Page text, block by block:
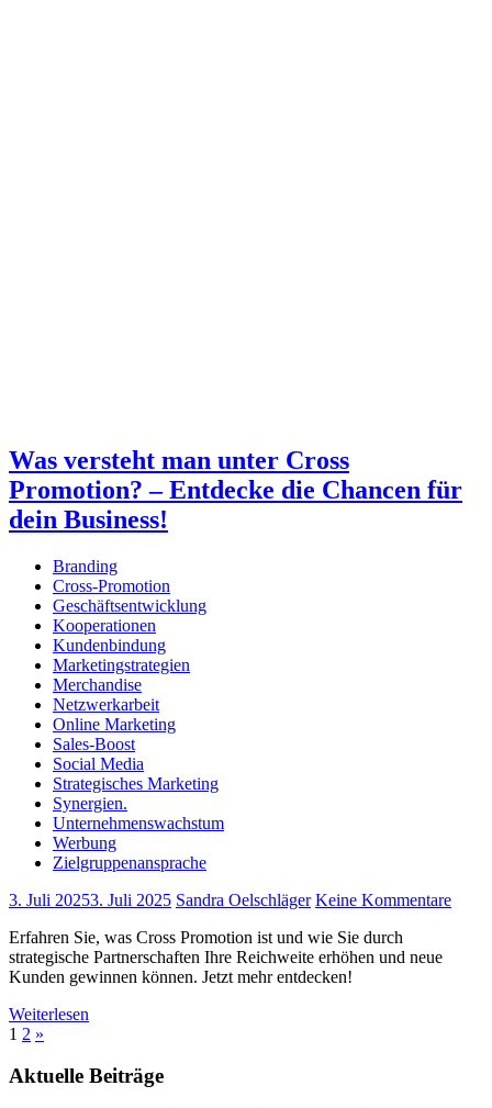
Was versteht man unter Cross
Promotion? – Entdecke die Chancen für
dein Business!
Branding
Cross-Promotion
Geschäftsentwicklung
Kooperationen
Kundenbindung
Marketingstrategien
Merchandise
Netzwerkarbeit
Online Marketing
Sales-Boost
Social Media
Strategisches Marketing
Synergien.
Unternehmenswachstum
Werbung
Zielgruppenansprache
3. Juli 20253. Juli 2025 Sandra Oelschläger Keine Kommentare
Erfahren Sie, was Cross Promotion ist und wie Sie durch
strategische Partnerschaften Ihre Reichweite erhöhen und neue
Kunden gewinnen können. Jetzt mehr entdecken!
Weiterlesen
Seitennummerierung
der
1 2 Nächste
»
Aktuelle Beiträge